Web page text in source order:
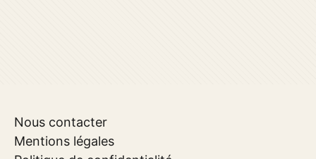
Nous contacter
Mentions légales